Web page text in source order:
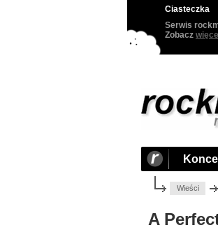
Ciasteczka
Serwis
Zobacz
Wieści
A